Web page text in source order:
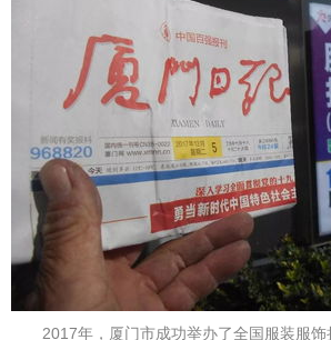
2017年，厦门市成功举办了全国服装服饰